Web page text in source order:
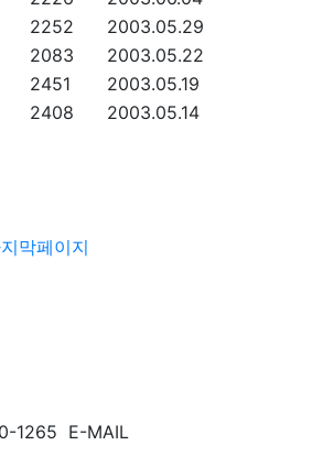
2252
2003.05.29
2083
2003.05.22
2451
2003.05.19
2408 2003.05.14
1265 E-MAIL